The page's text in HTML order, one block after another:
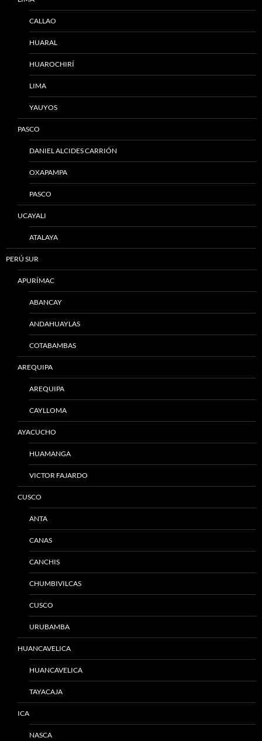
CALLAO
HUARAL
HUAROCHIRÍ
LIMA
YAUYOS
PASCO
DANIEL ALCIDES CARRIÓN
OXAPAMPA
PASCO
UCAYALI
ATALAYA
PERÚ SUR
APURÍMAC
ABANCAY
ANDAHUAYLAS
COTABAMBAS
AREQUIPA
AREQUIPA
CAYLLOMA
AYACUCHO
HUAMANGA
VICTOR FAJARDO
CUSCO
ANTA
CANAS
CANCHIS
CHUMBIVILCAS
CUSCO
URUBAMBA
HUANCAVELICA
HUANCAVELICA
TAYACAJA
ICA
NASCA